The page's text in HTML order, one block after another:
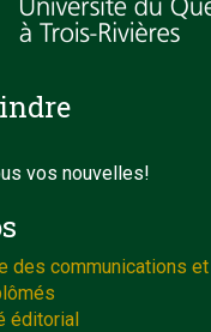
vos nouvelles!
des communications
éditorial